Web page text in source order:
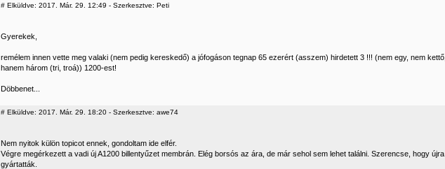
# Elküldve: 2017. Már. 29. 12:49 - Szerkesztve: Peti
Gyerekek,
remélem innen vette meg valaki (nem pedig kereskedő) a jófogáson tegnap 65 ezerért (asszem) hirdetett 3 !!! (nem egy, nem kettő,
hanem három (tri, troá)) 1200-est!
Döbbenet...
# Elküldve: 2017. Már. 29. 18:20 - Szerkesztve: awe74
Nem nyitok külön topicot ennek, gondoltam ide elfér.
Végre megérkezett a vadi új A1200 billentyűzet membrán. Elég borsós az ára, de már sehol sem lehet találni. Szerencse, hogy újra
gyártatták.